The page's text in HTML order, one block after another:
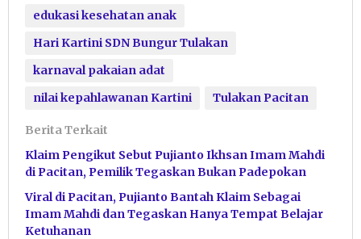
edukasi kesehatan anak
Hari Kartini SDN Bungur Tulakan
karnaval pakaian adat
nilai kepahlawanan Kartini
Tulakan Pacitan
Berita Terkait
Klaim Pengikut Sebut Pujianto Ikhsan Imam Mahdi
di Pacitan, Pemilik Tegaskan Bukan Padepokan
Viral di Pacitan, Pujianto Bantah Klaim Sebagai
Imam Mahdi dan Tegaskan Hanya Tempat Belajar
Ketuhanan